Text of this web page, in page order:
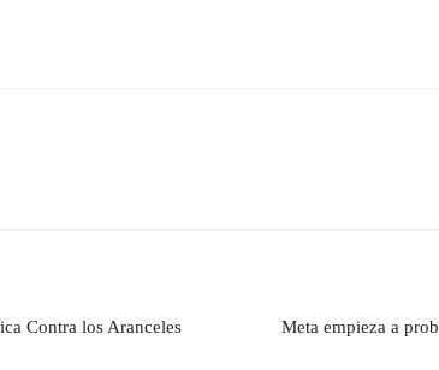
Contra los Aranceles Meta empieza a